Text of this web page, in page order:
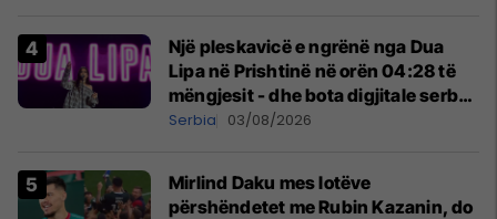
Një pleskavicë e ngrënë nga Dua
Lipa në Prishtinë në orën 04:28 të
mëngjesit - dhe bota digjitale serbe
shpall gjendjen e luftës
Serbia 03/08/2026
Mirlind Daku mes lotëve
përshëndetet me Rubin Kazanin, do